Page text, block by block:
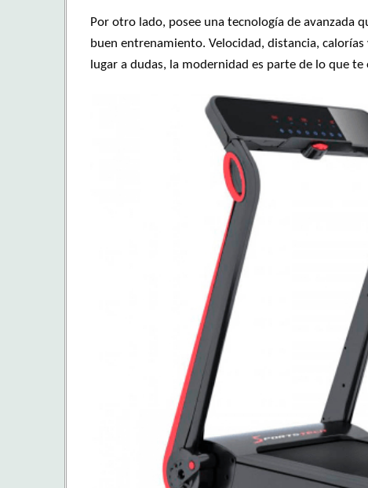
Por otro lado, posee una tecnología de avanzada
buen entrenamiento. Velocidad, distancia,
lugar a dudas, la modernidad es parte de lo que te